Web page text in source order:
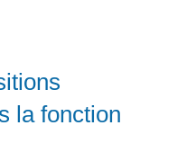
la fonction